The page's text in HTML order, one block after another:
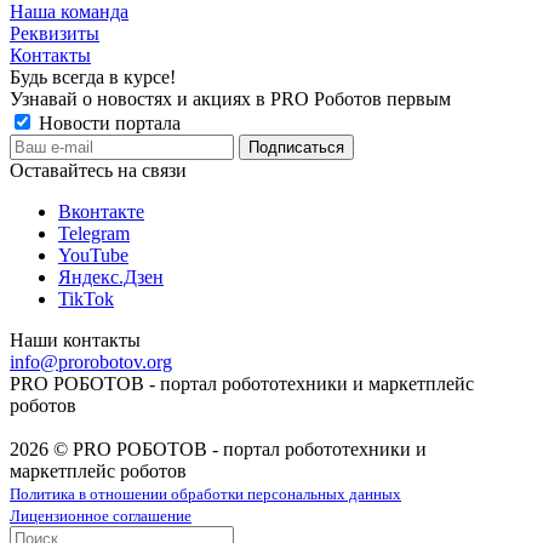
Наша команда
Реквизиты
Контакты
Будь всегда в курсе!
Узнавай о новостях и акциях в PRO Роботов первым
Новости портала
Оставайтесь на связи
Вконтакте
Telegram
YouTube
Яндекс.Дзен
TikTok
Наши контакты
info@prorobotov.org
PRO РОБОТОВ - портал робототехники и маркетплейс
роботов
2026 © PRO РОБОТОВ - портал робототехники и
маркетплейс роботов
Политика в отношении обработки персональных данных
Лицензионное соглашение